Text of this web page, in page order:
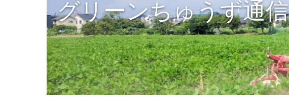
グリーンちゅうず通信